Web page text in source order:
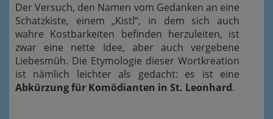
Der Versuch, den Namen vom Gedanken an eine
Schatzkiste, einem „Kistl“, in dem sich auch
wahre Kostbarkeiten befinden herzuleiten, ist
zwar eine nette Idee, aber auch vergebene
Liebesmüh. Die Etymologie dieser Wortkreation
ist nämlich leichter als gedacht: es ist eine
Abkürzung für Komödianten in St. Leonhard.